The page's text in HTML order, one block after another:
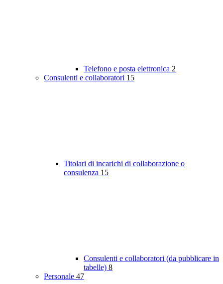
Telefono e posta elettronica 2
Consulenti e collaboratori 15
Titolari di incarichi di collaborazione o
consulenza 15
Consulenti e collaboratori (da pubblicare in
tabelle) 8
Personale 47